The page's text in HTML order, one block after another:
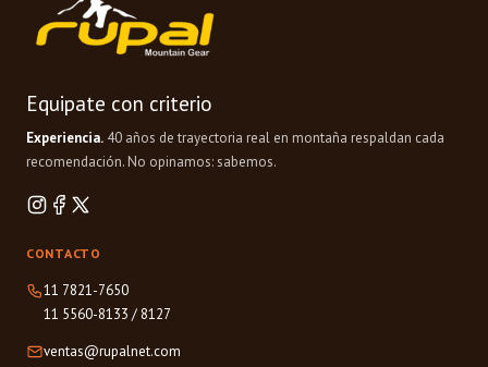
Equipate con criterio
Experiencia. 40 años de trayectoria real en montaña respaldan cada
recomendación. No opinamos: sabemos.
CONTACTO
11 7821-7650
11 5560-8133 / 8127
ventas@rupalnet.com